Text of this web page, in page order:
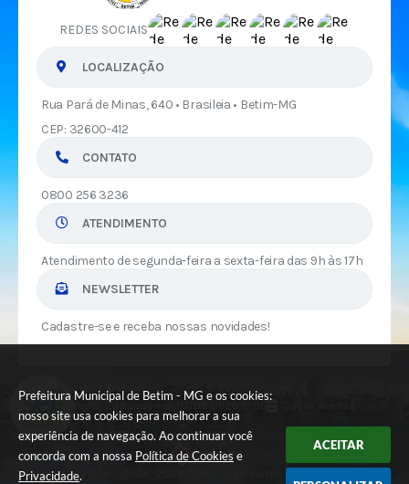
Prefeitura Municipal de Betim - MG e os cookies:
nosso site usa cookies para melhorar a sua
experiência de navegação. Ao continuar você
concorda com a nossa Política de Cookies e
Privacidade.
ACEITAR
REDES SOCIAIS
LOCALIZAÇÃO
Rua Pará de Minas, 640 • Brasileia • Betim-MG
CEP: 32600-412
CONTATO
0800 256 3236
ATENDIMENTO
Atendimento de segunda-feira a sexta-feira das 9h às 17h
NEWSLETTER
Cadastre-se e receba nossas novidades!
Versão do Sistema:3.5.3 - 19/06/2026
Portal atualizado em:
© Copyright Instar - 2006-2026. Todos os direitos reservados -